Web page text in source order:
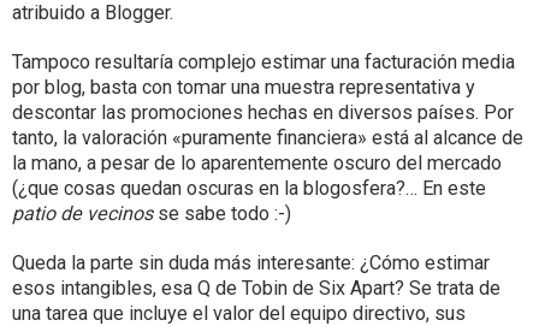
atribuido a Blogger.
Tampoco resultaría complejo estimar una facturación media
por blog, basta con tomar una muestra representativa y
descontar las promociones hechas en diversos países. Por
tanto, la valoración «puramente financiera» está al alcance de
la mano, a pesar de lo aparentemente oscuro del mercado
(¿que cosas quedan oscuras en la blogosfera?… En este
patio de vecinosse sabe todo :-)
Queda la parte sin duda más interesante: ¿Cómo estimar
esos intangibles, esa Q de Tobin de Six Apart? Se trata de
una tarea que incluye el valor del equipo directivo, sus